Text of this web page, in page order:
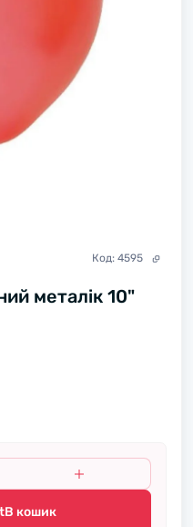
Код: 4595
металік 10"
В кошик